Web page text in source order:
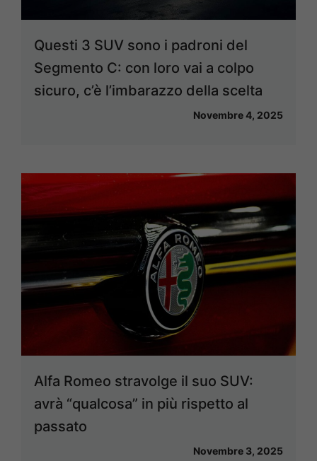
Questi 3 SUV sono i padroni del
Segmento C: con loro vai a colpo
sicuro, c’è l’imbarazzo della scelta
Novembre 4, 2025
Alfa Romeo stravolge il suo SUV:
avrà “qualcosa” in più rispetto al
passato
Novembre 3, 2025